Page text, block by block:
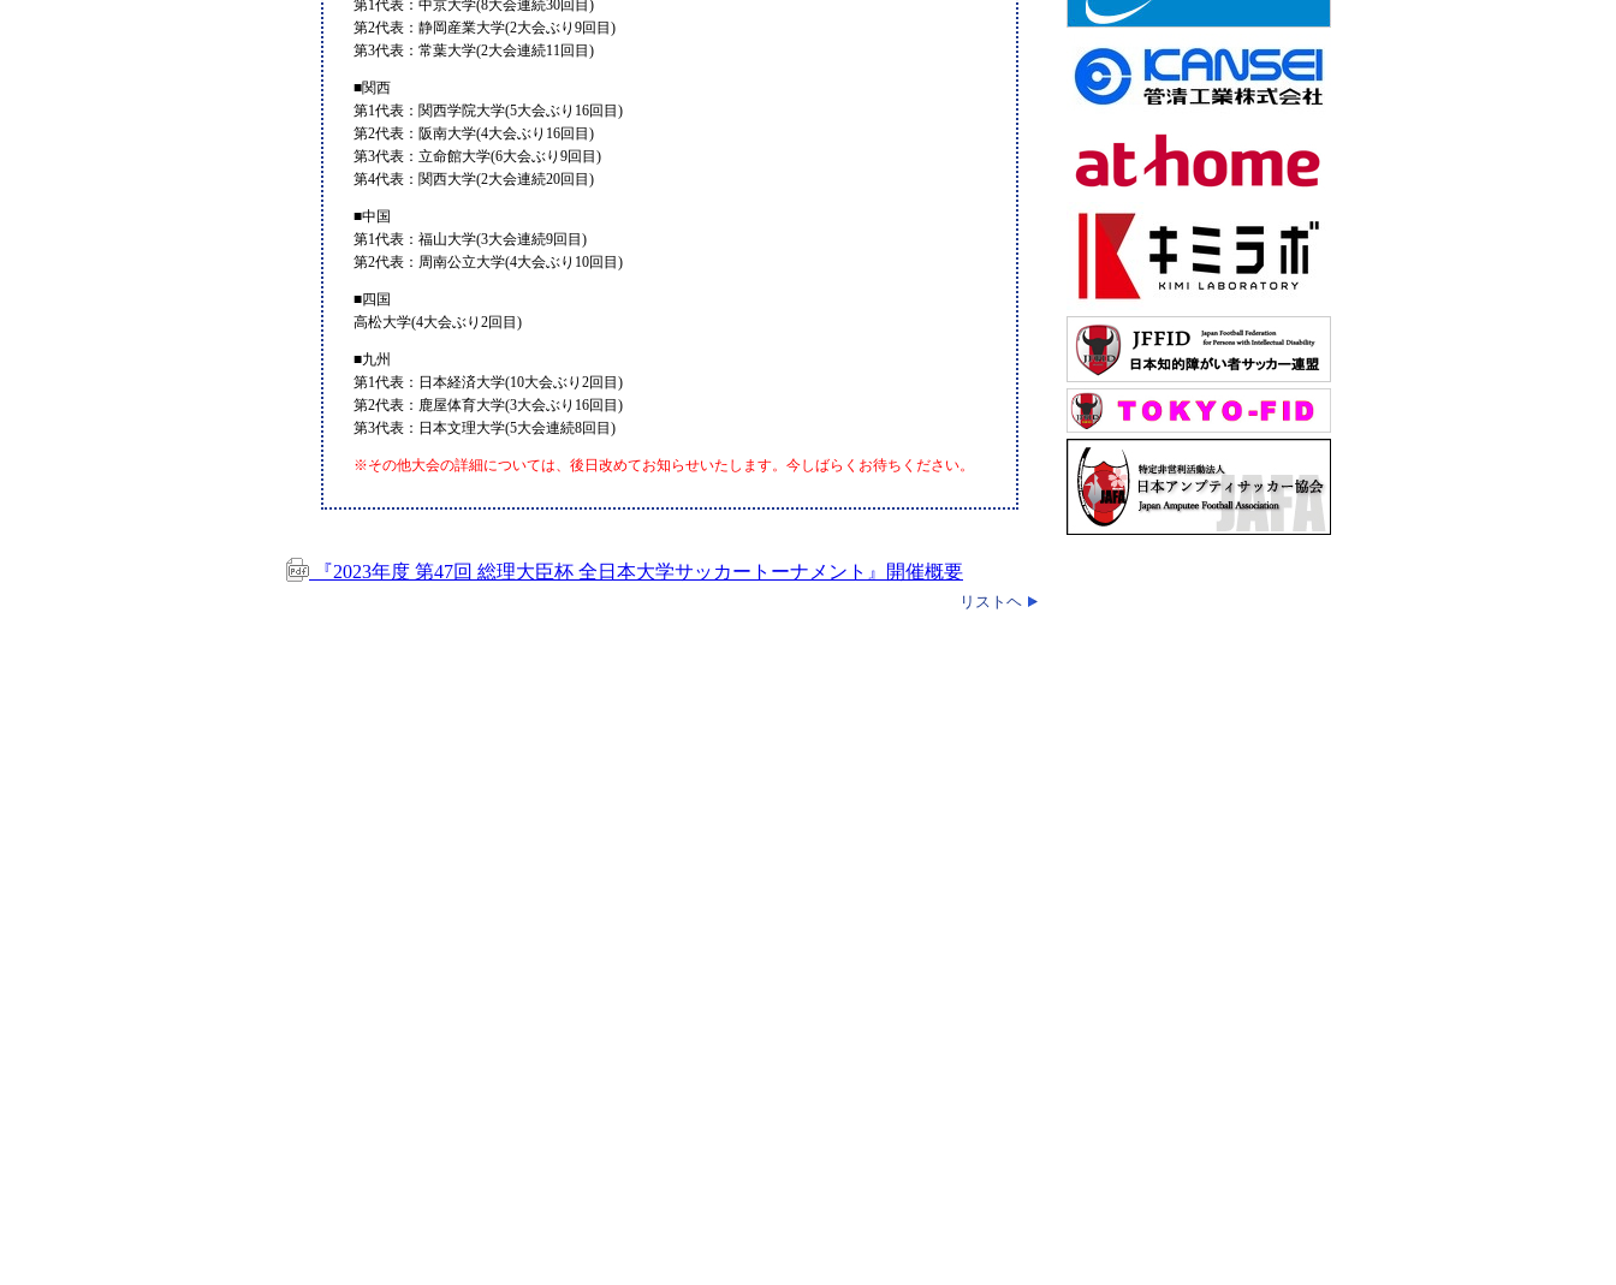
第1代表：中京大学(8大会連続30回目)
第2代表：静岡産業大学(2大会ぶり9回目)
第3代表：常葉大学(2大会連続11回目)
■関西
第1代表：関西学院大学(5大会ぶり16回目)
第2代表：阪南大学(4大会ぶり16回目)
第3代表：立命館大学(6大会ぶり9回目)
第4代表：関西大学(2大会連続20回目)
■中国
第1代表：福山大学(3大会連続9回目)
第2代表：周南公立大学(4大会ぶり10回目)
■四国
高松大学(4大会ぶり2回目)
■九州
第1代表：日本経済大学(10大会ぶり2回目)
第2代表：鹿屋体育大学(3大会ぶり16回目)
第3代表：日本文理大学(5大会連続8回目)
※その他大会の詳細については、後日改めてお知らせいたします。今しばらくお待ちください。
『2023年度 第47回 総理大臣杯 全日本大学サッカートーナメント』開催概要
リストヘ